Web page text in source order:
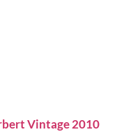
Vintage 2010